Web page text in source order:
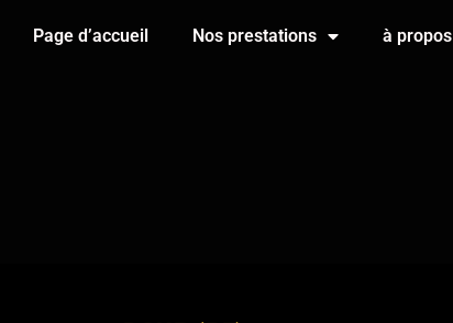
Page d’accueil Nos prestations à propos